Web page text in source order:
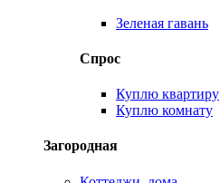
Зеленая гавань
Спрос
Куплю квартиру
Куплю комнату
Загородная